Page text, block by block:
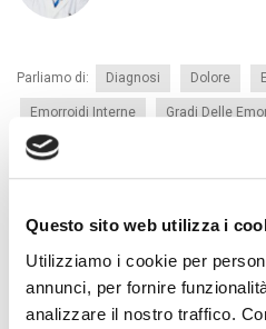
Questo sito web utilizza i
Utilizziamo i cookie per
annunci, per fornire
analizzare il nostro traffico.
Parliamo di: Diagnosi Dolore
Emorroidi Interne Gradi Delle
Patologia Emorroidaria
Trattamenti